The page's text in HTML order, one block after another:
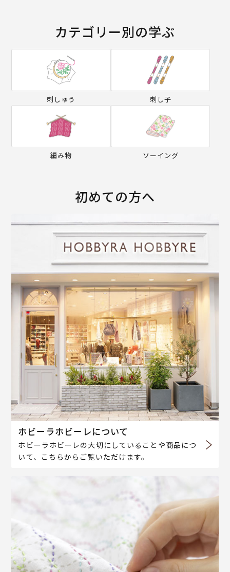
カテゴリー別の学ぶ
刺しゅう 刺し子
編み物 ソーイング
初めての方へ
ホビーラホビーレについて
ホビーラホビーレの大切にしていることや商品につ
いて、こちらからご覧いただけます。